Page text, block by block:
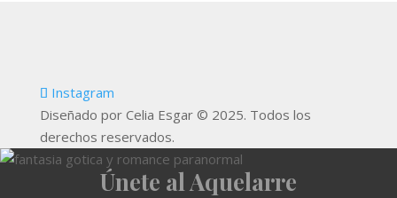
Instagram
Diseñado por Celia Esgar © 2025. Todos los
derechos reservados.
Únete al Aquelarre